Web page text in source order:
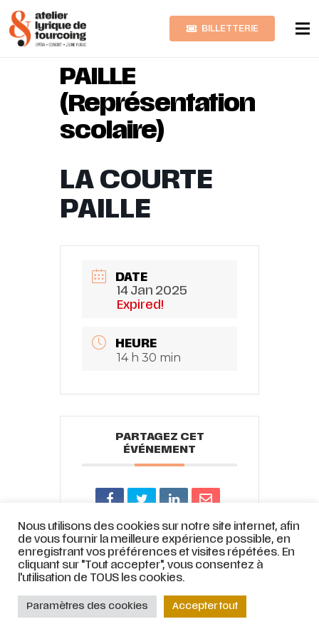
BILLETTERIE
LA COURTE
PAILLE
(Représentation
scolaire)
LA COURTE
PAILLE
DATE
14 Jan 2025
Expired!
HEURE
14 h 30 min
PARTAGEZ CET
ÉVÉNEMENT
© ATELIER LYRIQUE DE TOURCOING |Mentions légales
accompagnement parCOJT– Cabinet conseil web –
Bertrand,www.mbdesign.fr
Nous utilisons des cookies sur notre site internet, afin
de vous fournir la meilleure expérience possible, en
enregistrant vos préférences et visites répétées. En
cliquant sur "Tout accepter", vous consentez à
l'utilisation de TOUS les cookies.
Paramètres des cookies Accepter tout